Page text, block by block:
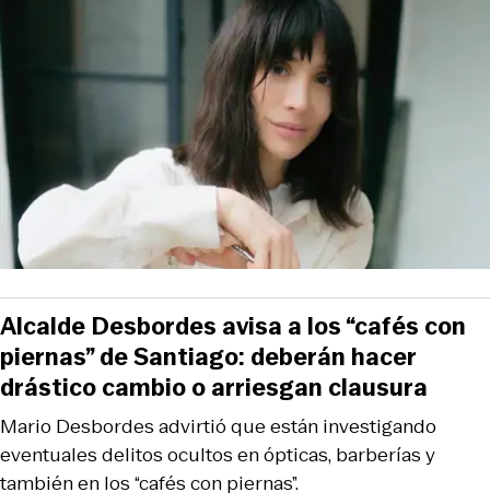
Mario Desbordes advirtió que están investigando
eventuales delitos ocultos en ópticas, barberías y
también en los “cafés con piernas”.
Alcalde Desbordes avisa a los “cafés con
piernas” de Santiago: deberán hacer
drástico cambio o arriesgan clausura